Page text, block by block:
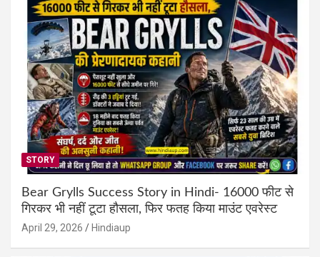
STORY
Bear Grylls Success Story in Hindi- 16000 फीट से
गिरकर भी नहीं टूटा हौसला, फिर फतह किया माउंट एवरेस्ट
April 29, 2026 Hindiaup